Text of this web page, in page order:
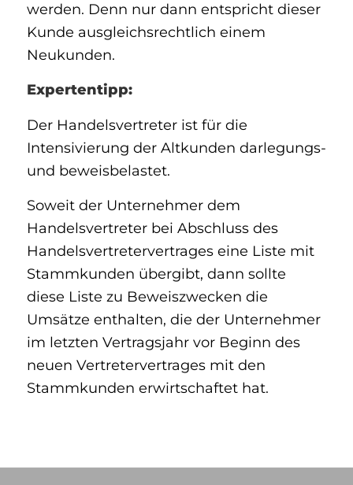
werden. Denn nur dann entspricht dieser
Kunde ausgleichsrechtlich einem
Neukunden.
Expertentipp:
Der Handelsvertreter ist für die
Intensivierung der Altkunden darlegungs-
und beweisbelastet.
Soweit der Unternehmer dem
Handelsvertreter bei Abschluss des
Handelsvertretervertrages eine Liste mit
Stammkunden übergibt, dann sollte
diese Liste zu Beweiszwecken die
Umsätze enthalten, die der Unternehmer
im letzten Vertragsjahr vor Beginn des
neuen Vertretervertrages mit den
Stammkunden erwirtschaftet hat.